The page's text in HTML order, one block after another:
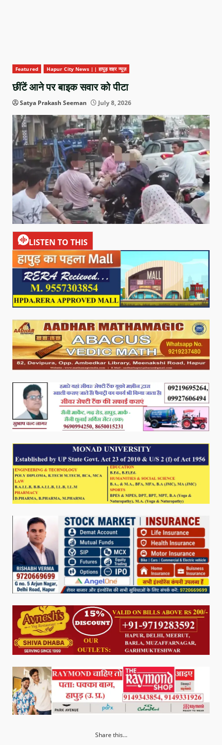
Featured Hapur City News || हापुड़ शहर न्यूज़
छींटें आने पर बाइक सवार को पीटा
Satya Prakash Seeman July 8, 2026
LISTEN TO THIS
Share this...